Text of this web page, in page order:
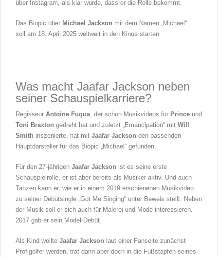
über Instagram, als klar wurde, dass er die Rolle bekommt.
Das Biopic über Michael Jackson mit dem Namen „Michael“
soll am 18. April 2025 weltweit in den Kinos starten.
Was macht Jaafar Jackson neben
seiner Schauspielkarriere?
RegisseurAntoine Fuqua, der schon Musikvideos für Prince und
Toni Braxton gedreht hat und zuletzt „Emancipation“ mitWill
Smith inszenierte, hat mitJaafar Jackson den passenden
Hauptdarsteller für das Biopic „Michael“ gefunden.
Für den 27-jährigenJaafar Jackson ist es seine erste
Schauspielrolle, er ist aber bereits als Musiker aktiv. Und auch
Tanzen kann er, wie er in einem 2019 erschienenen Musikvideo
zu seiner Debütsingle „Got Me Singing“ unter Beweis stellt. Neben
der Musik soll er sich auch für Malerei und Mode interessieren.
2017 gab er sein Model-Debüt.
Als Kind wollteJaafar Jackson laut einer Fanseite zunächst
Profigolfer werden, trat dann aber doch in die Fußstapfen seines